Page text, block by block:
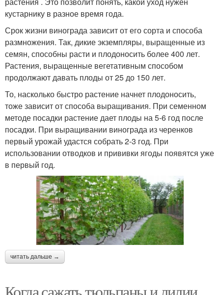
кустарнику в разное время года.
Срок жизни винограда зависит от его сорта и способа
размножения. Так, дикие экземпляры, выращенные из
семян, способны расти и плодоносить более 400 лет.
Растения, выращенные вегетативным способом
продолжают давать плоды от 25 до 150 лет.
То, насколько быстро растение начнет плодоносить,
тоже зависит от способа выращивания. При семенном
методе посадки растение дает плоды на 5-6 год после
посадки. При выращивании винограда из черенков
первый урожай удастся собрать 2-3 год. При
использовании отводков и прививки ягоды появятся уже
в первый год.
читать дальше →